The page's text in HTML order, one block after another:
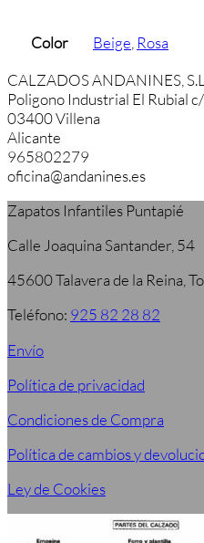
Color Beige Rosa
CALZADOS ANDANINES,
Poligono Industrial El Rubial
03400 Villena
Alicante
965802279
oficina@andanines.es
Zapatos Infantiles Puntapié
Calle Joaquina Santander, 54
45600 Talavera de la Reina,
Teléfono: 925 82 28 82
Envío
Política de privacidad
Condiciones de Compra
Política de cambios y
Ley de Cookies